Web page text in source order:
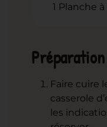
1 Planche
Préparation
Faire cuire
casserole
les